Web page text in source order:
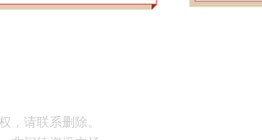
，请联系删除。